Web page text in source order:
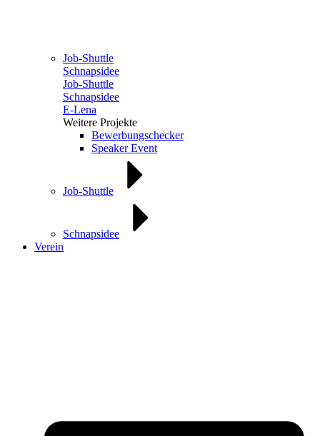
Job-Shuttle
Schnapsidee
Job-Shuttle
Schnapsidee
E-Lena
Weitere Projekte
Bewerbungschecker
Speaker Event
Job-Shuttle
Schnapsidee
Verein